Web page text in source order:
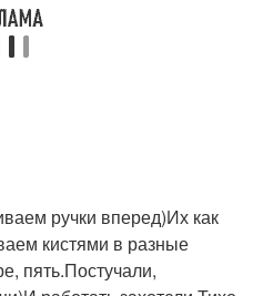
ручки вперед)Их как
кистями в разные
пять.Постучали,